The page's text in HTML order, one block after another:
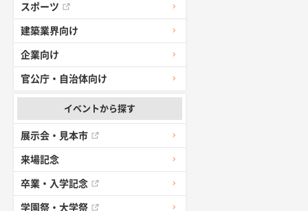
スポーツ
建築業界向け
企業向け
官公庁・自治体向け
イベントから探す
展示会・見本市
来場記念
卒業・入学記念
学園祭・大学祭